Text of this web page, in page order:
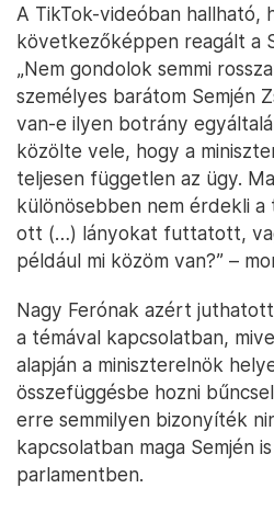
A TikTok-videóban hallható,
következőképpen reagált a
„Nem gondolok semmi
személyes barátom Semjén
van-e ilyen botrány
közölte vele, hogy a
teljesen független az ügy.
különösebben nem érdekli a
ott (…) lányokat futtatott,
például mi közöm van?” –
Nagy Ferónak azért
a témával kapcsolatban,
alapján a miniszterelnök
összefüggésbe hozni
erre semmilyen bizonyíték
kapcsolatban maga Semjén is
parlamentben.